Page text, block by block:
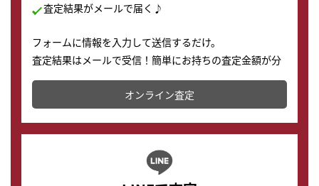
査定結果がメールで届く♪
フォームに情報を入力して送信するだけ。
査定結果はメールで受信！簡単にお持ちの査定金額が分
かります。
オンライン査定